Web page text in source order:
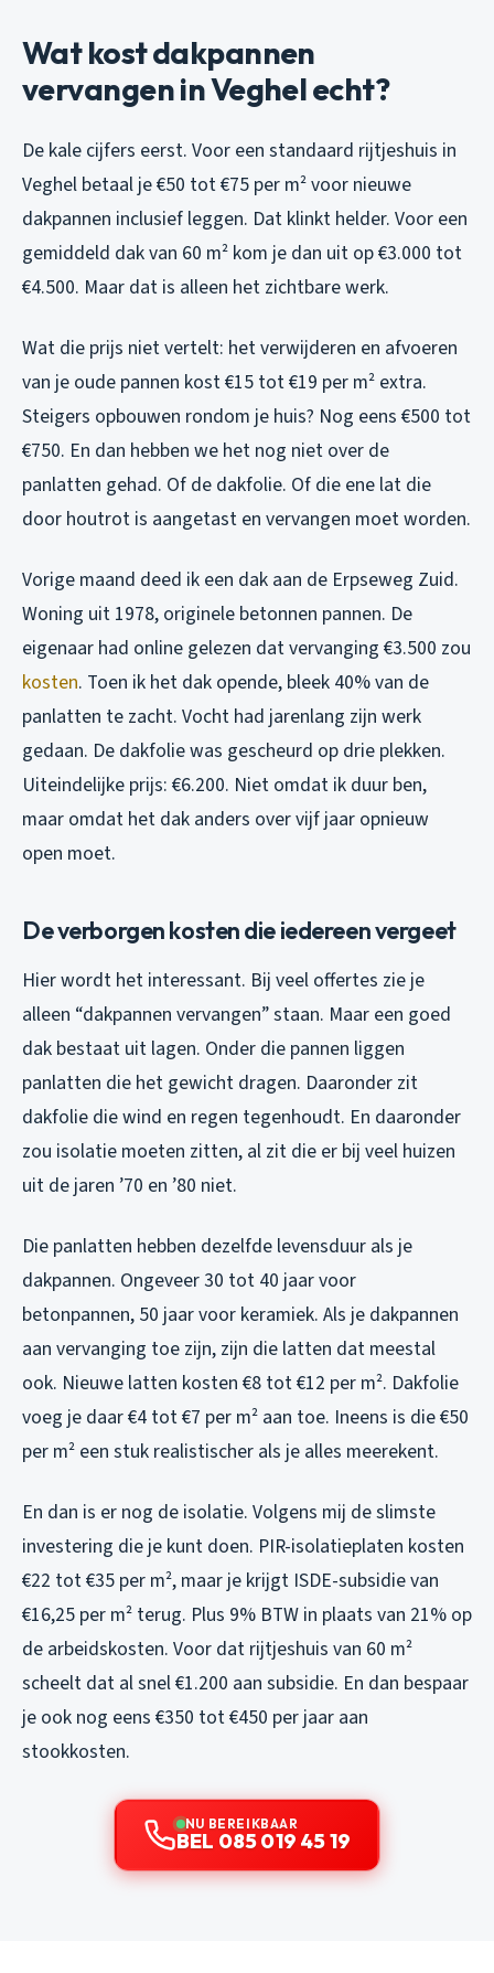
Wat kost dakpannen
vervangen in Veghel echt?
De kale cijfers eerst. Voor een standaard rijtjeshuis in
Veghel betaal je €50 tot €75 per m² voor nieuwe
dakpannen inclusief leggen. Dat klinkt helder. Voor een
gemiddeld dak van 60 m² kom je dan uit op €3.000 tot
€4.500. Maar dat is alleen het zichtbare werk.
Wat die prijs niet vertelt: het verwijderen en afvoeren
van je oude pannen kost €15 tot €19 per m² extra.
Steigers opbouwen rondom je huis? Nog eens €500 tot
€750. En dan hebben we het nog niet over de
panlatten gehad. Of de dakfolie. Of die ene lat die
door houtrot is aangetast en vervangen moet worden.
Vorige maand deed ik een dak aan de Erpseweg Zuid.
Woning uit 1978, originele betonnen pannen. De
eigenaar had online gelezen dat vervanging €3.500 zou
kosten. Toen ik het dak opende, bleek 40% van de
panlatten te zacht. Vocht had jarenlang zijn werk
gedaan. De dakfolie was gescheurd op drie plekken.
Uiteindelijke prijs: €6.200. Niet omdat ik duur ben,
maar omdat het dak anders over vijf jaar opnieuw
open moet.
De verborgen kosten die iedereen vergeet
Hier wordt het interessant. Bij veel offertes zie je
alleen “dakpannen vervangen” staan. Maar een goed
dak bestaat uit lagen. Onder die pannen liggen
panlatten die het gewicht dragen. Daaronder zit
dakfolie die wind en regen tegenhoudt. En daaronder
zou isolatie moeten zitten, al zit die er bij veel huizen
uit de jaren ’70 en ’80 niet.
Die panlatten hebben dezelfde levensduur als je
dakpannen. Ongeveer 30 tot 40 jaar voor
betonpannen, 50 jaar voor keramiek. Als je dakpannen
aan vervanging toe zijn, zijn die latten dat meestal
ook. Nieuwe latten kosten €8 tot €12 per m². Dakfolie
voeg je daar €4 tot €7 per m² aan toe. Ineens is die €50
per m² een stuk realistischer als je alles meerekent.
En dan is er nog de isolatie. Volgens mij de slimste
investering die je kunt doen. PIR-isolatieplaten kosten
€22 tot €35 per m², maar je krijgt ISDE-subsidie van
€16,25 per m² terug. Plus 9% BTW in plaats van 21% op
de arbeidskosten. Voor dat rijtjeshuis van 60 m²
scheelt dat al snel €1.200 aan subsidie. En dan bespaar
je ook nog eens €350 tot €450 per jaar aan
stookkosten.
NU BEREIKBAAR
BEL 085 019 45 19